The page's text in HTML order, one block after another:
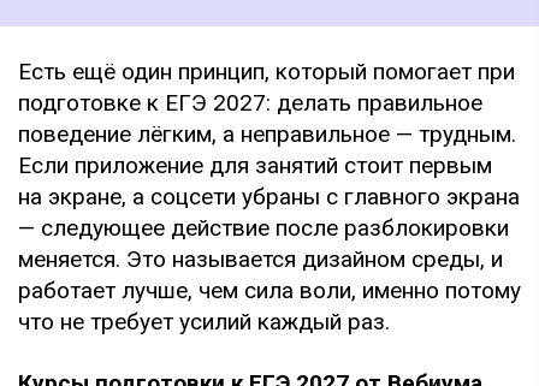
Есть ещё один принцип, который помогает при
подготовке к ЕГЭ 2027: делать правильное
поведение лёгким, а неправильное — трудным.
Если приложение для занятий стоит первым
на экране, а соцсети убраны с главного экрана
— следующее действие после разблокировки
меняется. Это называется дизайном среды, и
работает лучше, чем сила воли, именно потому
что не требует усилий каждый раз.